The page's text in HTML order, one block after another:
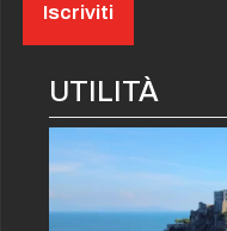
UTILITÀ